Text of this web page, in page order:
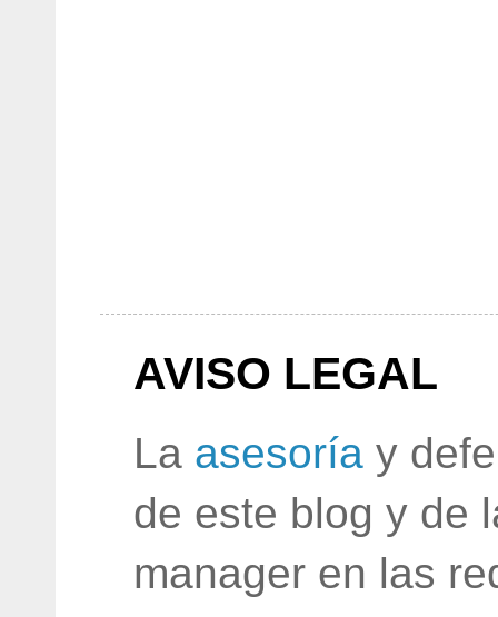
AVISO LEGAL
La asesoría y
de este blog y de
manager en las